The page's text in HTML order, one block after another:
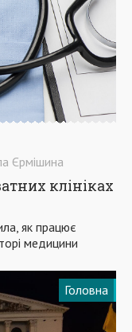
Єрмішина
клініках
як працює
медицини
Головна